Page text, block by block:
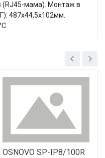
(RJ45-мама). Монтаж в
487x44,5x102мм.
OSNOVO SP-IP8/100R